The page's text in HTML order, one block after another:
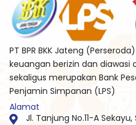
PT BPR BKK Jateng
keuangan berizin dan diawasi
sekaligus merupakan Bank
Penjamin Simpanan (LPS)
Alamat
Jl. Tanjung No.11-A